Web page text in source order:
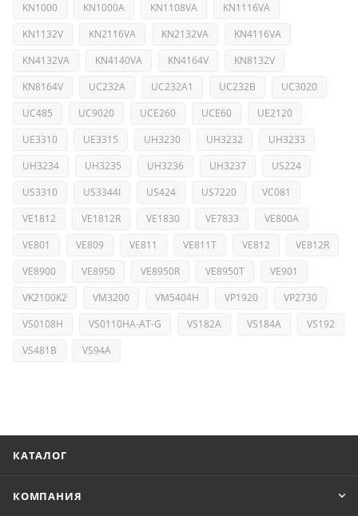
KN1000
KN1000A KN1108VA
KN1116VA
KN1132V
KN2116VA KN2132VA
KN4116VA
KN4132VA
KN4140VA KN4164V
KN8132V
KN8164V
UC232A UC232A1 UC232B
UC3020
UC485
UC9020 UCE260 UCE60
UE2120
UE3310
UE3315 UH3230 UH3232
UH3233
UH3234
UH3235 UH3236 UH3237
US224
US3310
US3344I US424 US7220
VC081
VE1812
VE1812R VE1830 VE7833
VE800A
VE801
VE809 VE811 VE811T VE812
VE812R
VE8900
VE8950 VE8950R VE8950T
VE901
VK2100K2
VM3200 VM5404H VP1920
VP2730
VS0108H
VS0110HA-AT-G VS182A VS184A
VS192
VS481B
VS94A
КАТАЛОГ
КОМПАНИЯ